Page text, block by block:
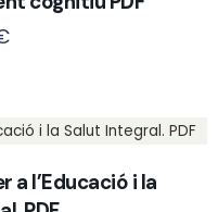
a l’Educació i la